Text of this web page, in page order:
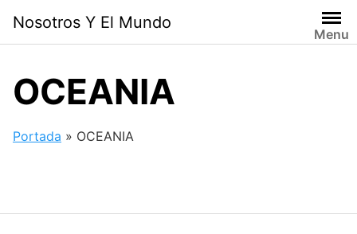
content
Nosotros Y El Mundo
Menu
OCEANIA
Portada » OCEANIA